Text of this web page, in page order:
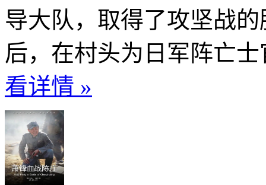
导大队，取得了攻坚战
后，在村头为日军阵亡
看详情 »